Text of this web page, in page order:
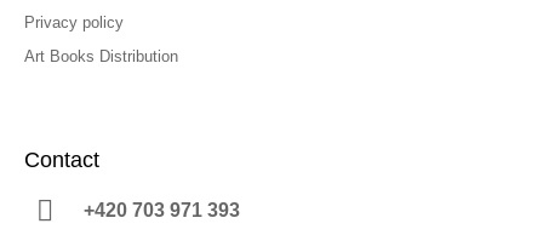
Privacy policy
Art Books Distribution
Contact
+420 703 971 393